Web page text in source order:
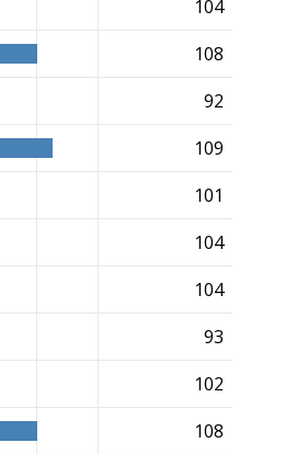
104
108
92
109
101
104
104
93
102
108